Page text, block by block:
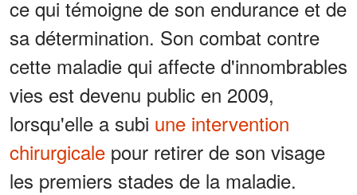
ce qui témoigne de son endurance et de
sa détermination. Son combat contre
cette maladie qui affecte d'innombrables
vies est devenu public en 2009,
lorsqu'elle a subi une intervention
chirurgicale pour retirer de son visage
les premiers stades de la maladie.